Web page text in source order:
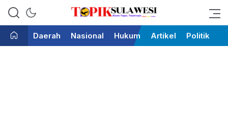
Topik Sulawesi
Bicara Tegas Terpercaya
Daerah
Nasional Hukum Artikel Politik